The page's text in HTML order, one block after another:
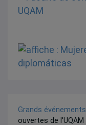
Grands événements
ouvertes de l'UQAM